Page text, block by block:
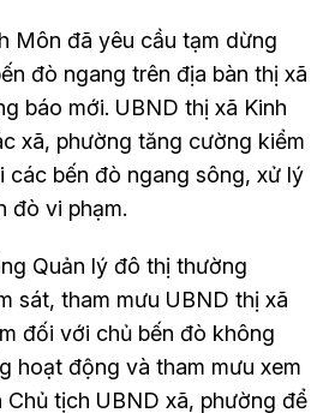
Môn đã yêu cầu tạm dừng
đò ngang trên địa bàn thị xã
báo mới. UBND thị xã Kinh
xã, phường tăng cường kiểm
các bến đò ngang sông, xử lý
đò vi phạm.
Quản lý đô thị thường
sát, tham mưu UBND thị xã
đối với chủ bến đò không
hoạt động và tham mưu xem
Chủ tịch UBND xã, phường để